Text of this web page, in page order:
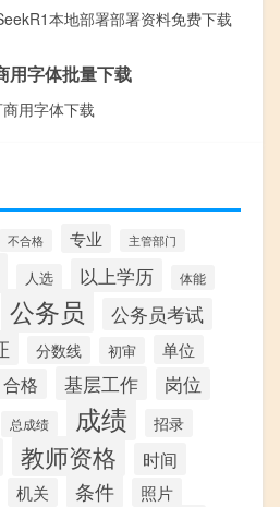
用字体批量下载
不合格 专业 主管部门
人选 以上学历 体能
公务员 公务员考试
分数线 初审 单位
合格 基层工作 岗位
总成绩 成绩 招录
教师资格 时间
机关 条件 照片